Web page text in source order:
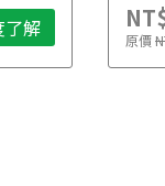
了解 原價